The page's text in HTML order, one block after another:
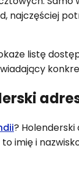
najczęściej
listę
? Holenderski
imię i